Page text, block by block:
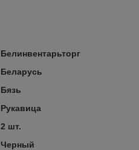
Белинвентарьторг
Беларусь
Бязь
Рукавица
2 шт.
Черный